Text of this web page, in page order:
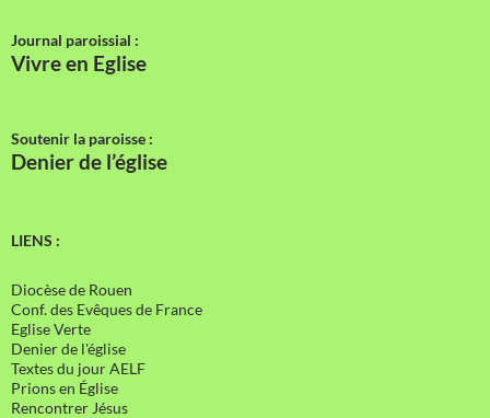
Journal paroissial :
Vivre en Eglise
Soutenir la paroisse :
Denier de l’église
LIENS :
Diocèse de Rouen
Conf. des Evêques de France
Eglise Verte
Denier de l'église
Textes du jour AELF
Prions en Église
Rencontrer Jésus